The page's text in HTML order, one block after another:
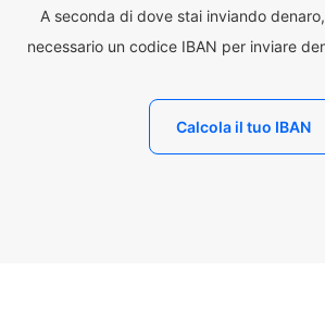
A seconda di dove stai inviando
necessario un codice IBAN per inviare
Calcola il tuo IBAN